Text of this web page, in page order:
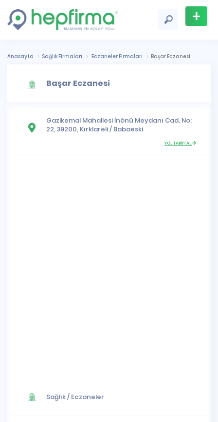
+
Ekle
Anasayfa Sağlık Firmaları Eczaneler Firmaları Başar Eczanesi
Başar Eczanesi
Gazikemal Mahallesi İnönü Meydanı Cad. No:
22, 39200, Kırklareli/ Babaeski
YOL TARİFİ AL
Sağlık/ Eczaneler